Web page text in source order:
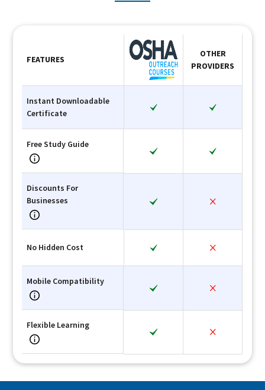
FEATURES
OTHER
PROVIDERS
Instant Downloadable
Certificate
Free Study Guide
Discounts For
Businesses
No Hidden Cost
Mobile Compatibility
Flexible Learning